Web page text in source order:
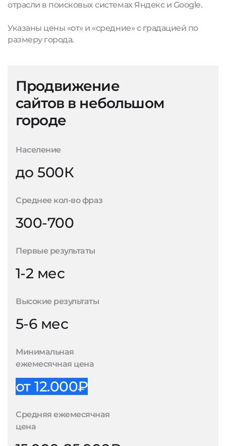
отрасли в поисковых системах Яндекс и Google.
Указаны цены «от» и «средние» с градацией по
размеру города.
Продвижение
сайтов в небольшом
городе
Население
до 500К
Среднее кол-во фраз
300-700
Первые результаты
1-2 мес
Высокие результаты
5-6 мес
Минимальная
ежемесячная цена
от 12.000₽
Средняя ежемесячная
цена